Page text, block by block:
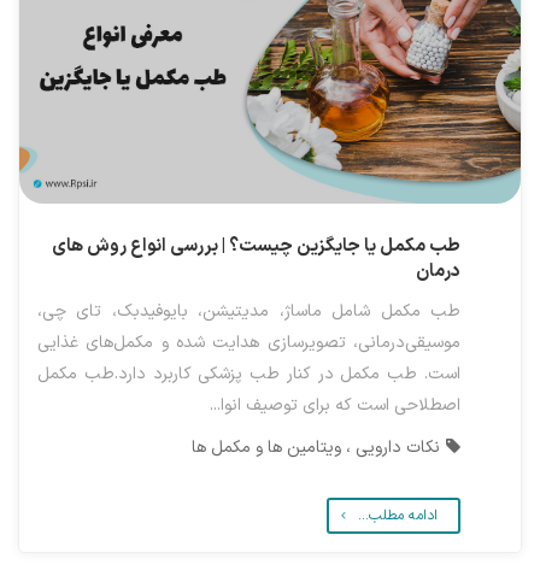
طب مکمل یا جایگزین چیست؟ | بررسی انواع روش های
درمان
طب مکمل شامل ماساژ، مدیتیشن، بایوفیدبک، تای چی،
موسیقی‌درمانی، تصویرسازی هدایت شده و مکمل‌های غذایی
است. طب مکمل در کنار طب پزشکی کاربرد دارد.طب مکمل
اصطلاحی است که برای توصیف انوا...
نکات دارویی ، ویتامین ها و مکمل ها
ادامه مطلب...